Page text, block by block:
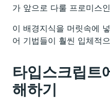
가 앞으로 다룰 프로미스
이 배경지식을 머릿속에
어 기법들이 훨씬 입체적
타입스크립트
해하기